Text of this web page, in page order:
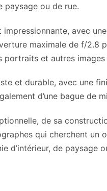
paysage ou de rue.
avec
maximale de f/
portraits et autres images
et durable, avec une
d’une bague
de sa
qui cherchent
d’intérieur, de